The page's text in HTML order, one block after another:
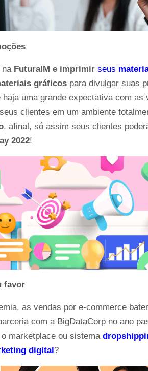
na FuturaIM e imprimir seus
gráficos para divulgar suas
haja uma grande expectativa com
clientes em um ambiente
, afinal, só assim seus clientes
2022!
favor
as vendas por e-commerce
com a BigDataCorp no ano
marketplace ou sistema
digital ?